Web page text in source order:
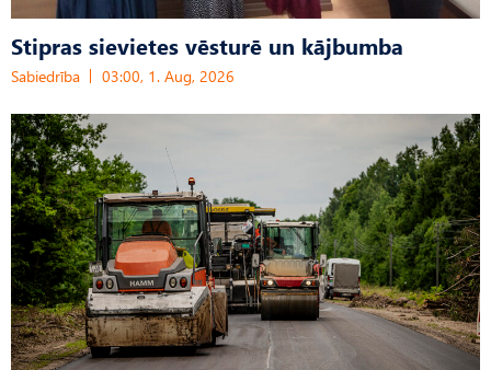
Stipras sievietes vēsturē un kājbumba
Sabiedrība 03:00, 1. Aug, 2026